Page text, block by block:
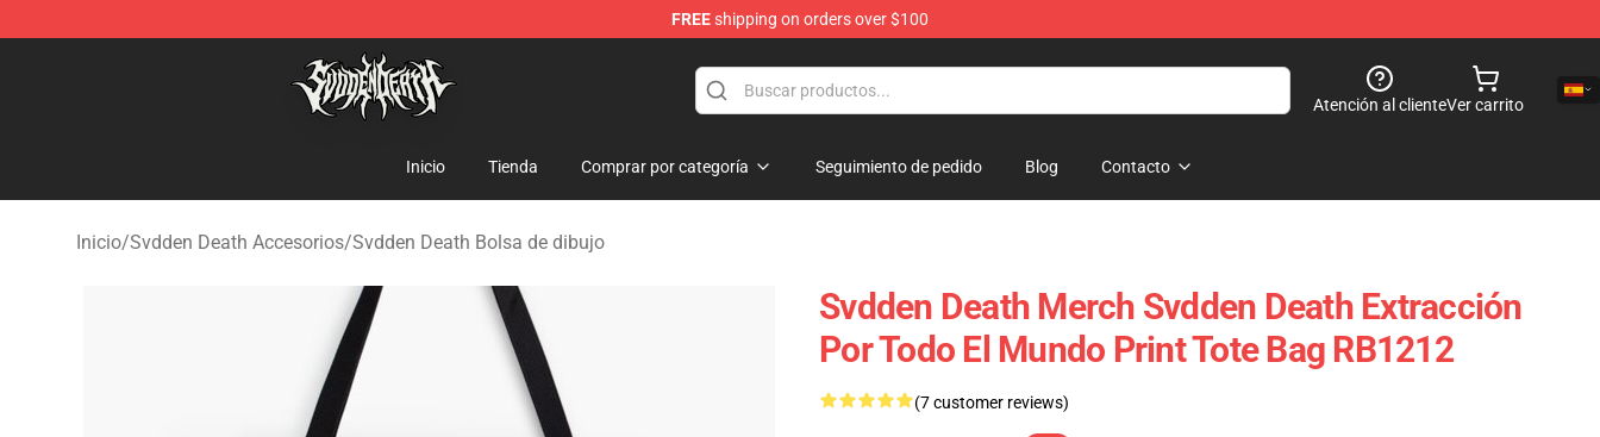
FREEshipping on orders over $100
Svdden Death Shop - Official Svdden Death Merchandise Store
Atención al clienteVer carrito
Inicio Tienda Comprar por categoría Seguimiento de pedido Blog Contacto
Inicio/Svdden Death Accesorios/Svdden Death Bolsa de dibujo
Svdden Death Merch Svdden Death Extracción
Por Todo El Mundo Print Tote Bag RB1212
(7 customer reviews)